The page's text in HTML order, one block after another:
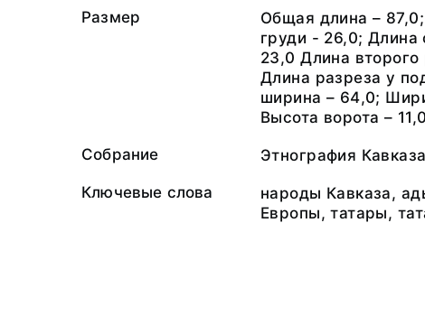
Размер
Общая длина –
груди - 26,0; Длина
23,0 Длина
Длина разреза у
ширина – 64,0;
Высота ворота –
Собрание Этнография Кавказа
Ключевые слова
народы Кавказа,
Европы, татары,